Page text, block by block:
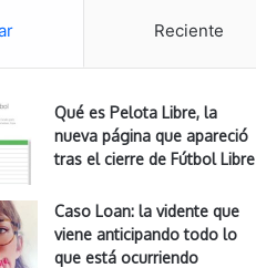
Reciente
Qué es Pelota Libre, la
nueva página que apareció
tras el cierre de Fútbol Libre
Caso Loan: la vidente que
viene anticipando todo lo
que está ocurriendo